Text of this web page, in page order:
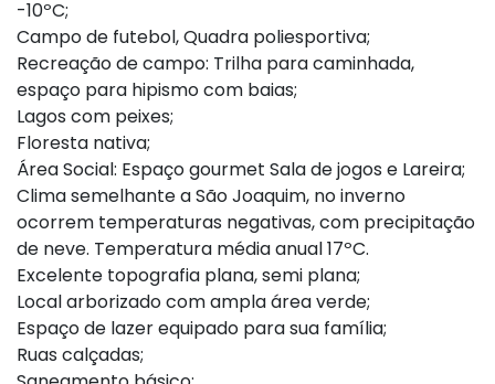
-10ºC;
Campo de futebol, Quadra poliesportiva;
Recreação de campo: Trilha para caminhada,
espaço para hipismo com baias;
Lagos com peixes;
Floresta nativa;
Área Social: Espaço gourmet Sala de jogos e Lareira;
Clima semelhante a São Joaquim, no inverno
ocorrem temperaturas negativas, com precipitação
de neve. Temperatura média anual 17ºC.
Excelente topografia plana, semi plana;
Local arborizado com ampla área verde;
Espaço de lazer equipado para sua família;
Ruas calçadas;